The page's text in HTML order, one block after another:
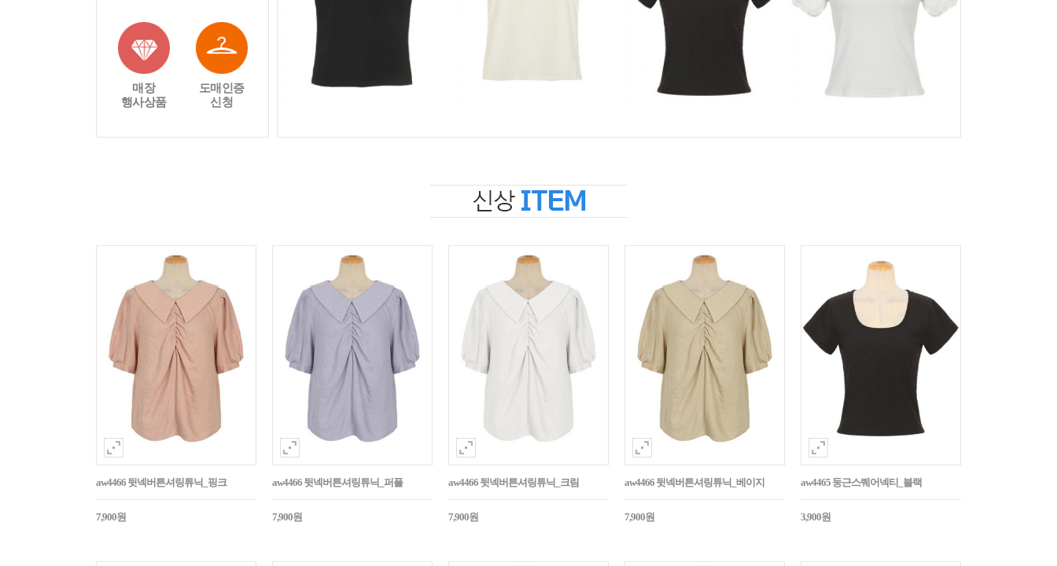
매장
행사상품
도매인증
신청
aw4466 뒷넥버튼셔링튜닉_핑크
7,900원
aw4466 뒷넥버튼셔링튜닉_퍼플
7,900원
aw4466 뒷넥버튼셔링튜닉_크림
7,900원
aw4466 뒷넥버튼셔링튜닉_베이지
7,900원
aw4465 둥근스퀘어넥티_블랙
3,900원